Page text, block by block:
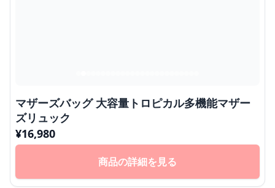
マザーズバッグ 大容量トロピカル多機能マザー
ズリュック
¥16,980
商品の詳細を見る